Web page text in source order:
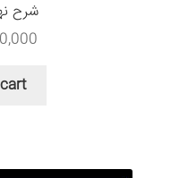
شرح